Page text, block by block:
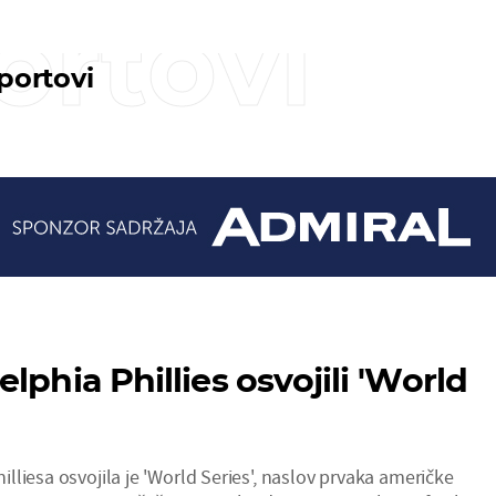
Phillies osvojili 'World
osvojila je 'World Series', naslov prvaka američke